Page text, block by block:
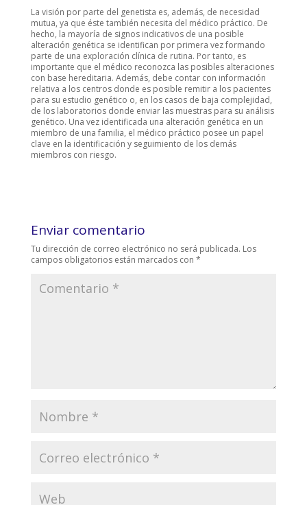
La visión por parte del genetista es, además, de necesidad
mutua, ya que éste también necesita del médico práctico. De
hecho, la mayoría de signos indicativos de una posible
alteración genética se identifican por primera vez formando
parte de una exploración clínica de rutina. Por tanto, es
importante que el médico reconozca las posibles alteraciones
con base hereditaria. Además, debe contar con información
relativa a los centros donde es posible remitir a los pacientes
para su estudio genético o, en los casos de baja complejidad,
de los laboratorios donde enviar las muestras para su análisis
genético. Una vez identificada una alteración genética en un
miembro de una familia, el médico práctico posee un papel
clave en la identificación y seguimiento de los demás
miembros con riesgo.
Enviar comentario
Tu dirección de correo electrónico no será publicada. Los
campos obligatorios están marcados con *